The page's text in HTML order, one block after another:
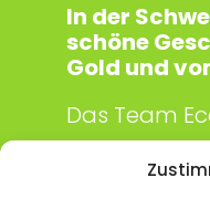
In der
schöne
Gold und
Das Team